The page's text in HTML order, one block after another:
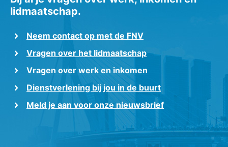
lidmaatschap.
Neem contact op met de FNV
Vragen over het lidmaatschap
Vragen over werk en inkomen
Dienstverlening bij jou in de buurt
Meld je aan voor onze nieuwsbrief